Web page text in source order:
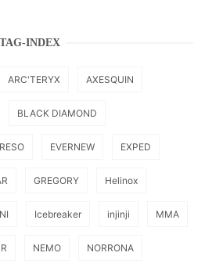
TAG-INDEX
ARC'TERYX AXESQUIN
BLACK DIAMOND
EVERNEW EXPED
GREGORY Helinox
Icebreaker injinji MMA
NEMO NORRONA